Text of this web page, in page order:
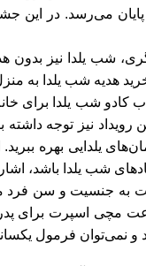
می‌رسد. در این
شب یلدا نیز بدون
هدیه شب یلدا به
کادو شب یلدا برای
رویداد نیز توجه
یلدایی بهره
شب یلدا باشد،
به جنسیت و سن فرد
مچی اسپرت برای
و نمی‌توان فرمول